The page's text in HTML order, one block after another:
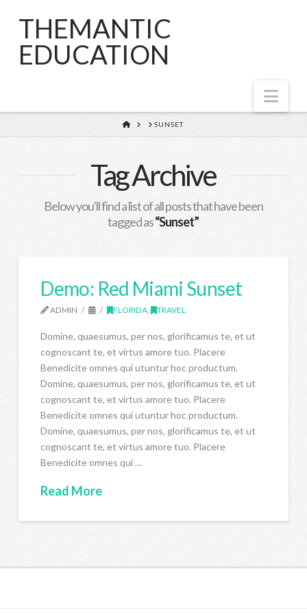
THEMANTIC
EDUCATION
HOMESUNSET
Tag Archive
Below you'll find a list of all posts that have been
tagged as“Sunset”
Demo: Red Miami Sunset
ADMIN FLORIDA , TRAVEL
Domine, quaesumus, per nos, glorificamus te, et ut
cognoscant te, et virtus amore tuo. Placere
Benedicite omnes qui utuntur hoc productum.
Domine, quaesumus, per nos, glorificamus te, et ut
cognoscant te, et virtus amore tuo. Placere
Benedicite omnes qui utuntur hoc productum.
Domine, quaesumus, per nos, glorificamus te, et ut
cognoscant te, et virtus amore tuo. Placere
Benedicite omnes qui …
Read More